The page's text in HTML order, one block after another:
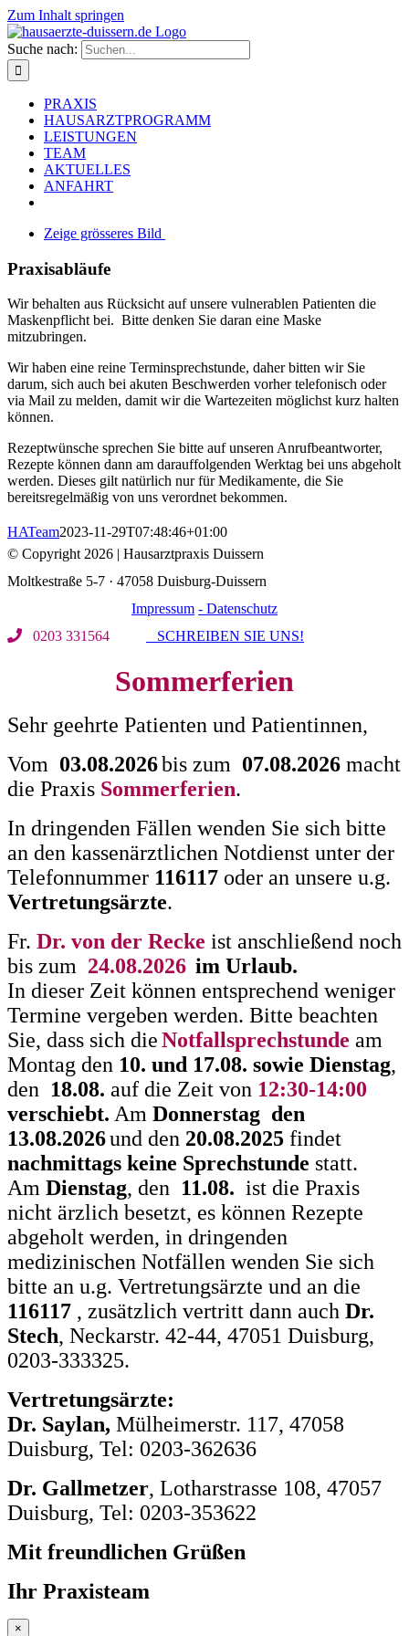
Zum Inhalt springen
Suche nach:
PRAXIS
HAUSARZTPROGRAMM
LEISTUNGEN
TEAM
AKTUELLES
ANFAHRT
Zeige grösseres Bild
Praxisabläufe
Wir behalten aus Rücksicht auf unsere vulnerablen Patienten die
Maskenpflicht bei. Bitte denken Sie daran eine Maske
mitzubringen.
Wir haben eine reine Terminsprechstunde, daher bitten wir Sie
darum, sich auch bei akuten Beschwerden vorher telefonisch oder
via Mail zu melden, damit wir die Wartezeiten möglichst kurz halten
können.
Rezeptwünsche sprechen Sie bitte auf unseren Anrufbeantworter,
Rezepte können dann am darauffolgenden Werktag bei uns abgeholt
werden. Dieses gilt natürlich nur für Medikamente, die Sie
bereitsregelmäßig von uns verordnet bekommen.
HATeam2023-11-29T07:48:46+01:00
© Copyright2026 | Hausarztpraxis Duissern
Moltkestraße 5-7 · 47058 Duisburg-Duissern
Impressum - Datenschutz
0203 331564
SCHREIBEN SIE UNS!
Sommerferien
Sehr geehrte Patienten und Patientinnen,
Vom 03.08.2026bis zum 07.08.2026 macht
die Praxis Sommerferien.
In dringenden Fällen wenden Sie sich bitte
an den kassenärztlichen Notdienst unter der
Telefonnummer 116117 oder an unsere u.g.
Vertretungsärzte.
Fr. Dr. von der Recke ist anschließend noch
bis zum 24.08.2026 im Urlaub.
In dieser Zeit können entsprechend weniger
Termine vergeben werden. Bitte beachten
Sie, dass sich dieNotfallsprechstunde am
Montag den 10. und 17.08. sowie Dienstag,
den 18.08. auf die Zeit von 12:30-14:00
verschiebt. Am Donnerstag den
13.08.2026und den 20.08.2025 findet
nachmittags keine Sprechstunde statt.
Am Dienstag, den 11.08. ist die Praxis
nicht ärzlich besetzt, es können Rezepte
abgeholt werden, in dringenden
medizinischen Notfällen wenden Sie sich
bitte an u.g. Vertretungsärzte und an die
116117 , zusätzlich vertritt dann auch Dr.
Stech, Neckarstr. 42-44, 47051 Duisburg,
0203-333325.
Vertretungsärzte:
Dr. Saylan, Mülheimerstr. 117, 47058
Duisburg, Tel: 0203-362636
Dr. Gallmetzer, Lotharstrasse 108, 47057
Duisburg, Tel: 0203-353622
Mit freundlichen Grüßen
Ihr Praxisteam
×